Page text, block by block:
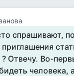
спрашивают,
? Отвечу. Во-
человека,